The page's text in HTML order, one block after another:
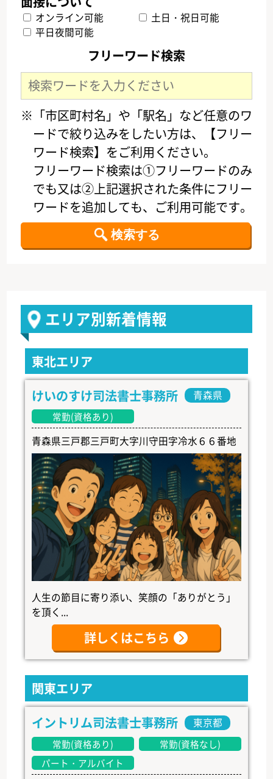
オンライン可能
土日・祝日可能
平日夜間可能
フリーワード検索
※「市区町村名」や「駅名」など任意のワ
ードで絞り込みをしたい方は、【フリー
ワード検索】をご利用ください。
フリーワード検索は①フリーワードのみ
でも又は②上記選択された条件にフリー
ワードを追加しても、ご利用可能です。
エリア別新着情報
東北エリア
けいのすけ司法書士事務所
青森県
常勤(資格あり)
青森県三戸郡三戸町大字川守田字冷水６６番地
人生の節目に寄り添い、笑顔の「ありがとう」
を頂く...
詳しくはこちら
関東エリア
イントリム司法書士事務所
東京都
常勤(資格あり)
常勤(資格なし)
パート・アルバイト